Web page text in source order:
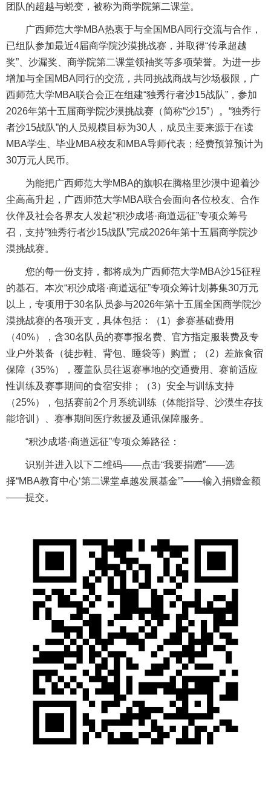
团队的超越与蜕变，被称为商学院第二课堂。
广西师范大学MBA热衷于与全国MBA同行交流与合作，
已组队参加最近4届商学院沙漠挑战赛，并取得“传承超越
奖”、沙漏奖、商学院第二课堂领袖奖等多项荣誉。为进一步
增加与全国MBA同行的交流，共同挑战商战与沙场极限，广
西师范大学MBA联合会正在组建“独秀行者沙15战队”，参加
2026年第十五届商学院沙漠挑战赛（简称“沙15”）。“独秀行
者沙15战队”的人员规模目标为30人，成员主要来源于在读
MBA学生、毕业MBA校友和MBA导师代表；经费预算预计为
30万元人民币。
为能把广西师范大学MBA的旗帜在腾格里沙漠中迎着沙
尘高高升起，广西师范大学MBA联合会面向各位校友、合作
伙伴及社会各界友人发起“积沙成塔·商道远征”专项众筹号
召，支持“独秀行者沙15战队”完成2026年第十五届商学院沙
漠挑战赛。
您的每一份支持，都将成为广西师范大学MBA沙15征程
的基石。本次“积沙成塔·商道远征”专项众筹计划募集30万元
以上，专项用于30名队员参与2026年第十五届全国商学院沙
漠挑战赛的各项开支，具体包括：（1）参赛基础费用
（40%），含30名队员的赛事报名费、官方指定服装费及专
业户外装备（徒步鞋、背包、睡袋等）购置；（2）差旅食宿
保障（35%），覆盖队员往返赛事地的交通费用、赛前适应
性训练及赛事期间的食宿安排；（3）安全与训练支持
（25%），包括赛前2个月系统训练（体能指导、沙漠生存技
能培训）、赛事期间医疗救援及通讯保障服务。
“积沙成塔·商道远征”专项众筹路径：
识别并进入以下二维码——点击“我要捐赠”——选
择“MBA教育中心‘第二课堂卓越发展基金’”——输入捐赠金额
——提交。